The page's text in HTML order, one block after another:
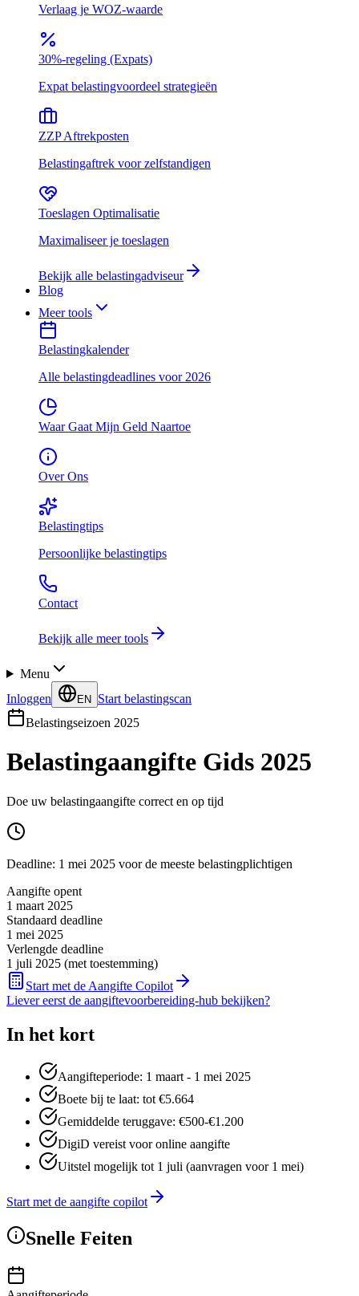
Verlaag je WOZ-waarde
30%-regeling (Expats)
Expat belastingvoordeel strategieën
ZZP Aftrekposten
Belastingaftrek voor zelfstandigen
Toeslagen Optimalisatie
Maximaliseer je toeslagen
Bekijk alle belastingadviseur
Blog
Meer tools
Belastingkalender
Alle belastingdeadlines voor 2026
Waar Gaat Mijn Geld Naartoe
Over Ons
Belastingtips
Persoonlijke belastingtips
Contact
Bekijk alle meer tools
Menu
Inloggen
EN
Start belastingscan
Belastingseizoen 2025
Belastingaangifte Gids 2025
Doe uw belastingaangifte correct en op tijd
Deadline: 1 mei 2025 voor de meeste belastingplichtigen
Aangifte opent
1 maart 2025
Standaard deadline
1 mei 2025
Verlengde deadline
1 juli 2025 (met toestemming)
Start met de Aangifte Copilot
Liever eerst de aangiftevoorbereiding-hub bekijken?
In het kort
Aangifteperiode: 1 maart - 1 mei 2025
Boete bij te laat: tot €5.664
Gemiddelde teruggave: €500-€1.200
DigiD vereist voor online aangifte
Uitstel mogelijk tot 1 juli (aanvragen voor 1 mei)
Start met de aangifte copilot
Snelle Feiten